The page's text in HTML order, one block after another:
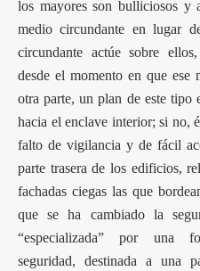
los mayores son bulliciosos y
medio circundante en lugar
circundante actúe sobre
desde el momento en que ese
otra parte, un plan de este tipo
hacia el enclave interior; si no,
falto de vigilancia y de fácil
parte trasera de los edificios,
fachadas ciegas las que
que se ha cambiado la
“especializada” por una
seguridad, destinada a una